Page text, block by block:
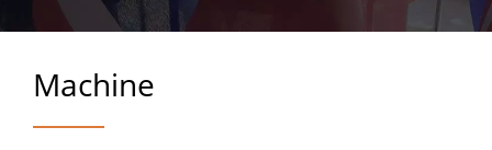
Machine